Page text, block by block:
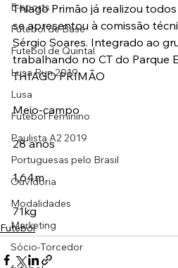
E-sports
Futebol de Base
Futebol de Quintal
Lusa Run 2019
Lusa
Futebol Feminino
Paulista A2 2019
Portuguesas pelo Brasil
Ouvidoria
Modalidades
Marketing
Sócio-Torcedor
Thiago Primão já realizou
se apresentou à comissão
Sérgio Soares. Integrado ao
trabalhando no CT do Parque
THIAGO PRIMÃO
Meio-campo
28 anos
1,64m
71kg
Futebol